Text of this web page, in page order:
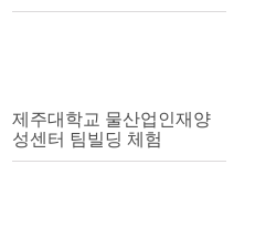
제주대학교 물산업인재양
성센터 팀빌딩 체험